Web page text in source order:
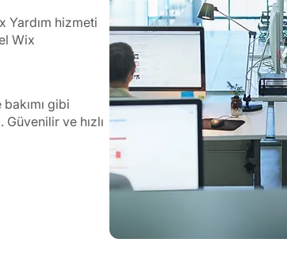
Yardım hizmeti
Wix
gibi
ve hızlı